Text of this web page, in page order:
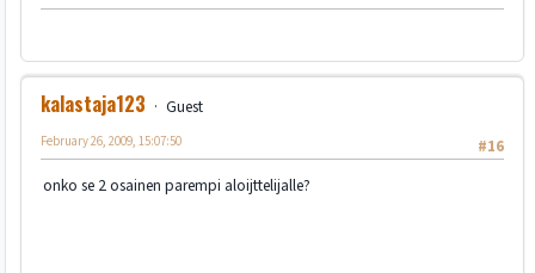
kalastaja123
Guest
#16
February 26, 2009, 15:07:50
onko se 2 osainen parempi aloijttelijalle?